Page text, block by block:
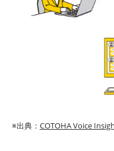
※出典： COTOHA Voice